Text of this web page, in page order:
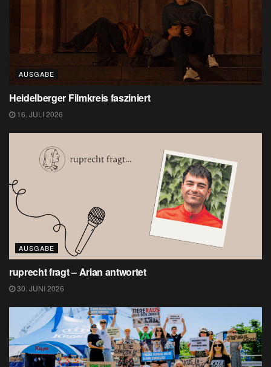
AUSGABE
Heidelberger Filmkreis fasziniert
16. JULI 2026
AUSGABE
ruprecht fragt – Arian antwortet
30. JUNI 2026